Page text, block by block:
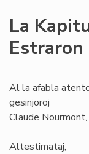
La
Estraron
Al la afabla
gesinjoroj
Claude
Altestimataj,